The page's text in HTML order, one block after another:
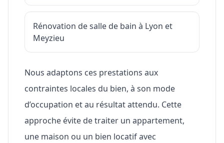
Rénovation de salle de bain à Lyon et
Meyzieu
Nous adaptons ces prestations aux
contraintes locales du bien, à son mode
d’occupation et au résultat attendu. Cette
approche évite de traiter un appartement,
une maison ou un bien locatif avec